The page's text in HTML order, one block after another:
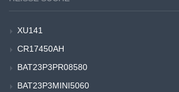
XU141
CR17450AH
BAT23P3PR08580
BAT23P3MINI5060